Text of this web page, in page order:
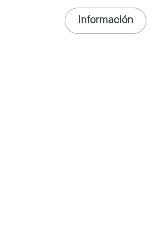
Información